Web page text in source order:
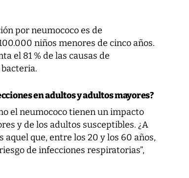
por neumococo es de
niños menores de cinco años.
el 81 % de las causas de
en adultos y adultos mayores?
el neumococo tienen un impacto
y de los adultos susceptibles. ¿A
que, entre los 20 y los 60 años,
de infecciones respiratorias”,